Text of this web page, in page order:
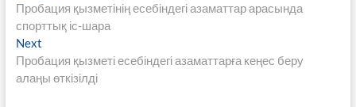
по
записям
post:
Пробация қызметінің есебіндегі азаматтар арасында
спорттық іс-шара
NextNext
post:
Пробация қызметі есебіндегі азаматтарға кеңес беру
алаңы өткізілді